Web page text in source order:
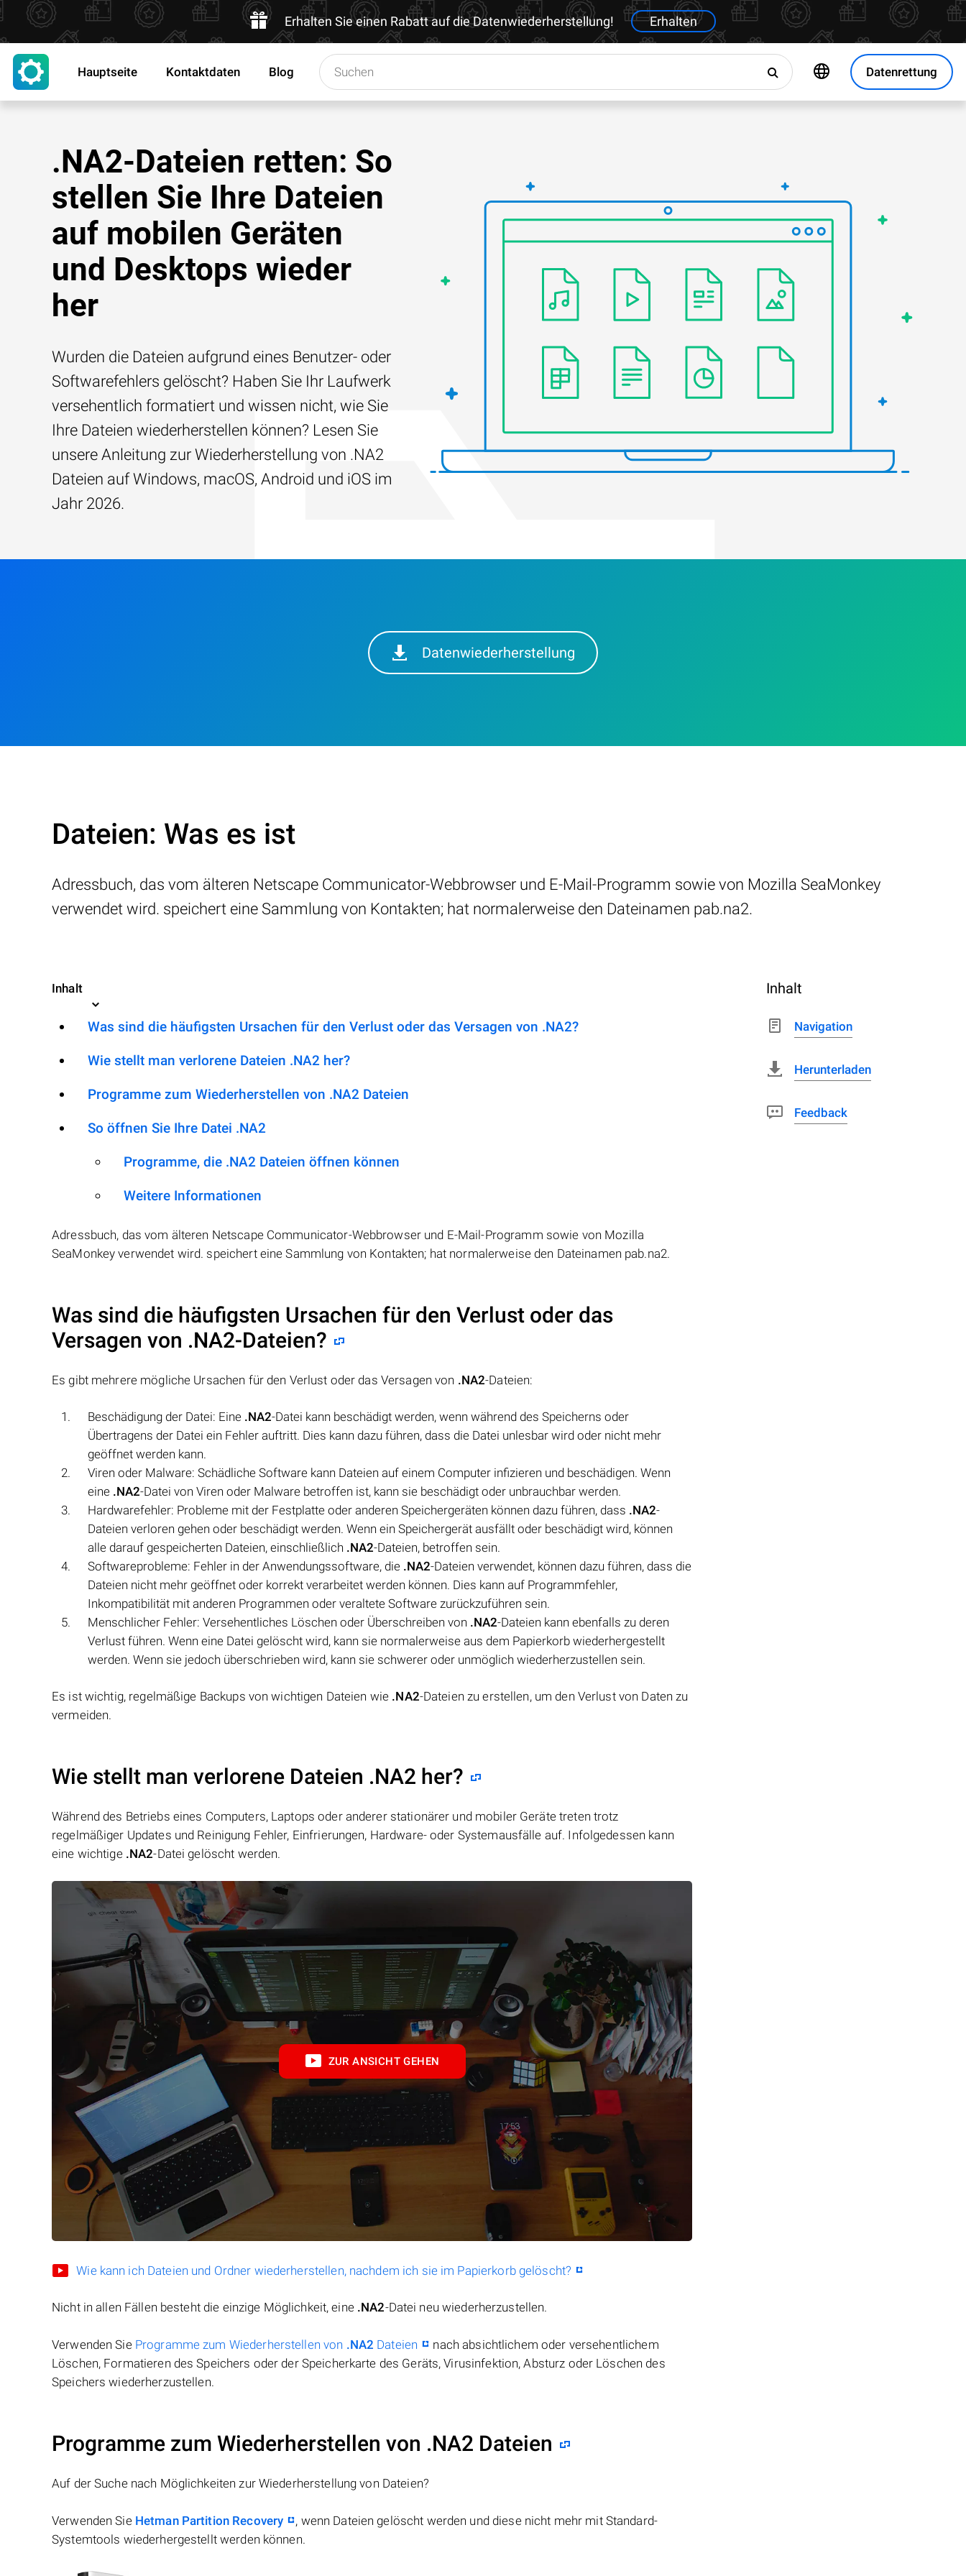
Erhalten Sie einen Rabatt auf die Datenwiederherstellung! Erhalten
Datenrettung
Hauptseite Kontaktdaten Blog
.NA2-Dateien retten: So
stellen Sie Ihre Dateien
auf mobilen Geräten
und Desktops wieder
her
Wurden die Dateien aufgrund eines Benutzer- oder
Softwarefehlers gelöscht? Haben Sie Ihr Laufwerk
versehentlich formatiert und wissen nicht, wie Sie
Ihre Dateien wiederherstellen können? Lesen Sie
unsere Anleitung zur Wiederherstellung von .NA2
Dateien auf Windows, macOS, Android und iOS im
Jahr 2026.
Datenwiederherstellung
Dateien: Was es ist
Adressbuch, das vom älteren Netscape Communicator-Webbrowser und E-Mail-Programm sowie von Mozilla SeaMonkey
verwendet wird. speichert eine Sammlung von Kontakten; hat normalerweise den Dateinamen pab.na2.
Inhalt
Was sind die häufigsten Ursachen für den Verlust oder das Versagen von .NA2?
Wie stellt man verlorene Dateien .NA2 her?
Programme zum Wiederherstellen von .NA2 Dateien
So öffnen Sie Ihre Datei .NA2
Programme, die .NA2 Dateien öffnen können
Weitere Informationen
Adressbuch, das vom älteren Netscape Communicator-Webbrowser und E-Mail-Programm sowie von Mozilla
SeaMonkey verwendet wird. speichert eine Sammlung von Kontakten; hat normalerweise den Dateinamen pab.na2.
Was sind die häufigsten Ursachen für den Verlust oder das
Versagen von .NA2-Dateien?
Es gibt mehrere mögliche Ursachen für den Verlust oder das Versagen von .NA2-Dateien:
Beschädigung der Datei: Eine .NA2-Datei kann beschädigt werden, wenn während des Speicherns oder
Übertragens der Datei ein Fehler auftritt. Dies kann dazu führen, dass die Datei unlesbar wird oder nicht mehr
geöffnet werden kann.
Viren oder Malware: Schädliche Software kann Dateien auf einem Computer infizieren und beschädigen. Wenn
eine .NA2-Datei von Viren oder Malware betroffen ist, kann sie beschädigt oder unbrauchbar werden.
Hardwarefehler: Probleme mit der Festplatte oder anderen Speichergeräten können dazu führen, dass .NA2-
Dateien verloren gehen oder beschädigt werden. Wenn ein Speichergerät ausfällt oder beschädigt wird, können
alle darauf gespeicherten Dateien, einschließlich .NA2-Dateien, betroffen sein.
Softwareprobleme: Fehler in der Anwendungssoftware, die .NA2-Dateien verwendet, können dazu führen, dass die
Dateien nicht mehr geöffnet oder korrekt verarbeitet werden können. Dies kann auf Programmfehler,
Inkompatibilität mit anderen Programmen oder veraltete Software zurückzuführen sein.
Menschlicher Fehler: Versehentliches Löschen oder Überschreiben von .NA2-Dateien kann ebenfalls zu deren
Verlust führen. Wenn eine Datei gelöscht wird, kann sie normalerweise aus dem Papierkorb wiederhergestellt
werden. Wenn sie jedoch überschrieben wird, kann sie schwerer oder unmöglich wiederherzustellen sein.
Es ist wichtig, regelmäßige Backups von wichtigen Dateien wie .NA2-Dateien zu erstellen, um den Verlust von Daten zu
vermeiden.
Wie stellt man verlorene Dateien .NA2 her?
Während des Betriebs eines Computers, Laptops oder anderer stationärer und mobiler Geräte treten trotz
regelmäßiger Updates und Reinigung Fehler, Einfrierungen, Hardware- oder Systemausfälle auf. Infolgedessen kann
eine wichtige .NA2-Datei gelöscht werden.
ZUR ANSICHT GEHEN
Wie kann ich Dateien und Ordner wiederherstellen, nachdem ich sie im Papierkorb gelöscht?
Nicht in allen Fällen besteht die einzige Möglichkeit, eine .NA2-Datei neu wiederherzustellen.
Verwenden Sie Programme zum Wiederherstellen von .NA2 Dateien
nach absichtlichem oder versehentlichem
Löschen, Formatieren des Speichers oder der Speicherkarte des Geräts, Virusinfektion, Absturz oder Löschen des
Speichers wiederherzustellen.
Programme zum Wiederherstellen von .NA2 Dateien
Auf der Suche nach Möglichkeiten zur Wiederherstellung von Dateien?
Verwenden Sie Hetman Partition Recovery
, wenn Dateien gelöscht werden und diese nicht mehr mit Standard-
Systemtools wiederhergestellt werden können.
Inhalt
Navigation
Herunterladen
Feedback